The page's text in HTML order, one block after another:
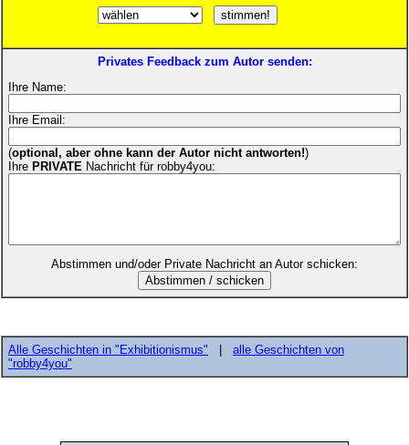
Privates Feedback zum Autor senden:
Ihre Name:
Ihre Email:
(optional, aber ohne kann der Autor nicht antworten!)
Ihre PRIVATE Nachricht für robby4you:
Abstimmen und/oder Private Nachricht an Autor schicken:
Alle Geschichten in "Exhibitionismus"
alle Geschichten von
"robby4you"